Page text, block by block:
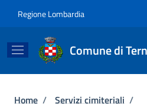
Regione Lombardia
Comune di
Home / Servizi cimiteriali /